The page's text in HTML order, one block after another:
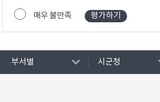
매우 불만족
부서별 시군청